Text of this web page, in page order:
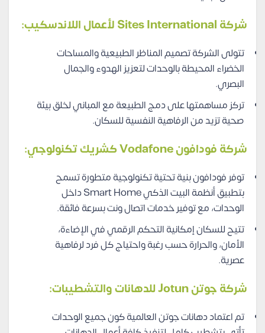
شركة Sites International لأعمال اللاندسكيب:
تتولى الشركة تصميم المناظر الطبيعية والمساحات
الخضراء المحيطة بالوحدات لتعزيز الهدوء والجمال
البصري.
تركز مساهمتها على دمج الطبيعة مع المباني لخلق بيئة
صحية تزيد من الرفاهية النفسية للسكان.
شركة فودافون Vodafone كشريك تكنولوجي:
توفر فودافون بنية تحتية تكنولوجية متطورة تسمح
بتطبيق أنظمة البيت الذكي Smart Home داخل
الوحدات، مع توفير خدمات اتصال ونت بسرعة فائقة.
تتيح للسكان إمكانية التحكم الرقمي في الإضاءة،
الأمان، والحرارة حسب رغبة واحتياج كل فرد لرفاهية
عصرية.
شركة جوتن Jotun للدهانات والتشطيبات:
تم اعتماد دهانات جوتن العالمية كون جميع الوحدات